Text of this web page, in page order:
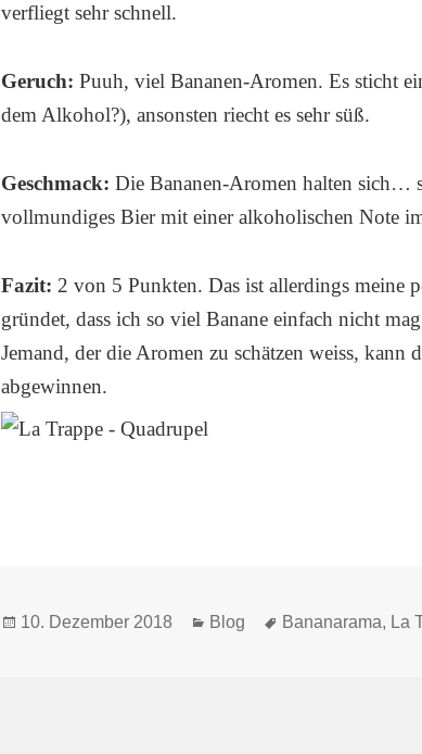
verfliegt sehr schnell.
Geruch: Puuh, viel Bananen-Aromen. Es sticht
dem Alkohol?), ansonsten riecht es sehr süß.
Geschmack: Die Bananen-Aromen halten sich…
vollmundiges Bier mit einer alkoholischen Note
Fazit: 2 von 5 Punkten. Das ist allerdings meine
gründet, dass ich so viel Banane einfach nicht
Jemand, der die Aromen zu schätzen weiss, kann
abgewinnen.
Veröffentlicht
10. Dezember 2018 Kategorien
Blog Schlagwörter
Bananarama, La